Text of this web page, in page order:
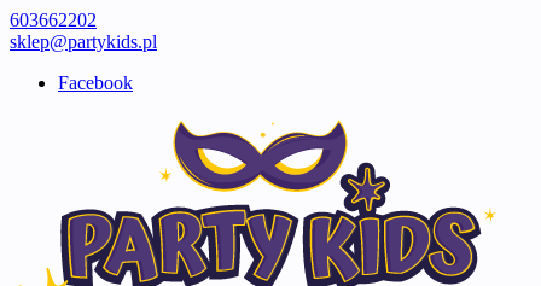
603662202
sklep@partykids.pl
Facebook